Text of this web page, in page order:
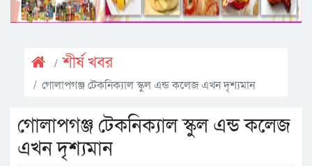
শীর্ষ খবর
গোলাপগঞ্জ টেকনিক্যাল স্কুল এন্ড কলেজ এখন দৃশ্যমান
গোলাপগঞ্জ টেকনিক্যাল স্কুল এন্ড কলেজ
এখন দৃশ্যমান